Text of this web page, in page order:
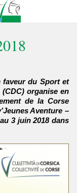
organise en
de la Corse
Aventure –
3 juin 2018 dans